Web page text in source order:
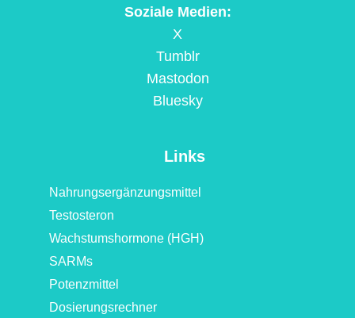
Soziale Medien:
X
Tumblr
Mastodon
Bluesky
Links
Nahrungsergänzungsmittel
Testosteron
Wachstumshormone (HGH)
SARMs
Potenzmittel
Dosierungsrechner